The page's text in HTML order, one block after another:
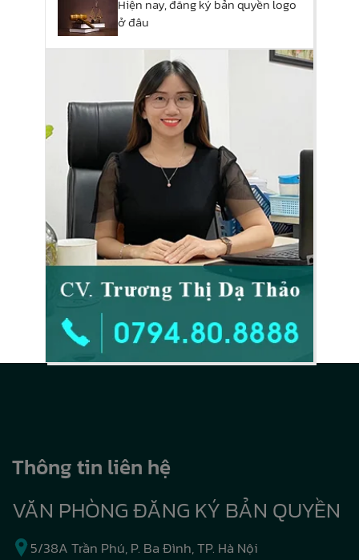
Hiện nay, đăng ký bản quyền logo
ở đâu
Thông tin liên hệ
VĂN PHÒNG ĐĂNG KÝ BẢN QUYỀN
5/38A Trần Phú, P. Ba Đình, TP. Hà Nội